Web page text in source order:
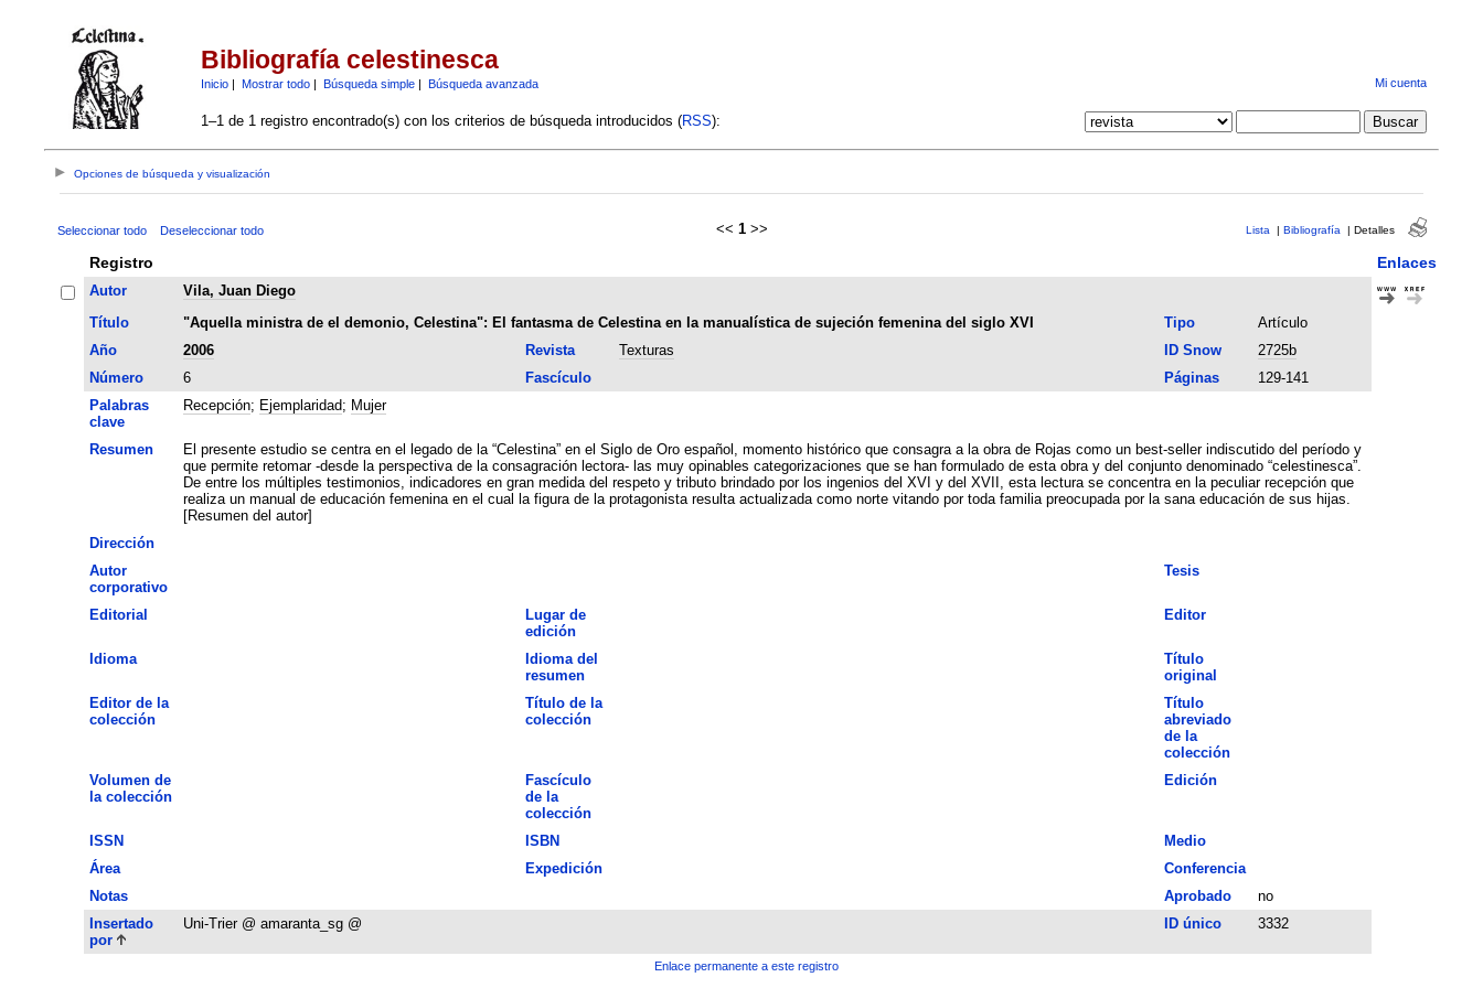
Bibliografía celestinesca
Inicio| Mostrar todo| Búsqueda simple| Búsqueda avanzada Mi cuenta
1–1 de 1 registro encontrado(s) con los criterios de búsqueda introducidos (RSS):
Opciones de búsqueda y visualización
Seleccionar todo Deseleccionar todo << 1 >> Lista | Bibliografía | Detalles
Registro Enlaces
Autor
Vila, Juan Diego
Título
"Aquella ministra de el demonio, Celestina": El fantasma de Celestina en la manualística de sujeción femenina del siglo XVI Tipo
Artículo
Año
2006 Revista Texturas ID Snow
2725b
Número
6 Fascículo Páginas
129-141
Palabras
clave
Recepción; Ejemplaridad; Mujer
Resumen
El presente estudio se centra en el legado de la “Celestina” en el Siglo de Oro español, momento histórico que consagra a la obra de Rojas como un best-seller indiscutido del período y
que permite retomar -desde la perspectiva de la consagración lectora- las muy opinables categorizaciones que se han formulado de esta obra y del conjunto denominado “celestinesca”.
De entre los múltiples testimonios, indicadores en gran medida del respeto y tributo brindado por los ingenios del XVI y del XVII, esta lectura se concentra en la peculiar recepción que
realiza un manual de educación femenina en el cual la figura de la protagonista resulta actualizada como norte vitando por toda familia preocupada por la sana educación de sus hijas.
[Resumen del autor]
Dirección
Autor
corporativo
Tesis
Editorial
Lugar de
edición
Editor
Idioma
Idioma del
resumen
Título
original
Editor de la
colección
Título de la
colección
Título
abreviado
de la
colección
Volumen de
la colección
Fascículo
de la
colección
Edición
ISSN ISBN
Medio
Área
Expedición
Conferencia
Notas
Aprobado
no
Insertado
por
Uni-Trier @ amaranta_sg @ ID único 3332
Enlace permanente a este registro